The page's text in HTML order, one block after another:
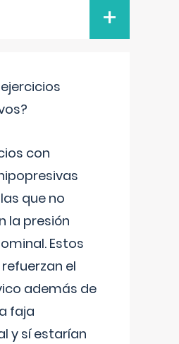
+
con
que no
la presión
Estos
el
además de
faja
y sí estarían